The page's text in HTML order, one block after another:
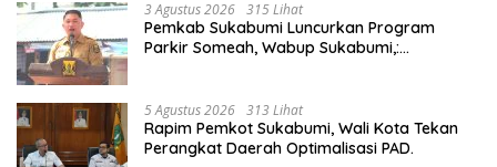
3 Agustus 2026 315 Lihat
Pemkab Sukabumi Luncurkan Program
Parkir Someah, Wabup Sukabumi,:
5 Agustus 2026 313 Lihat
Rapim Pemkot Sukabumi, Wali Kota Tekan
Perangkat Daerah Optimalisasi PAD.